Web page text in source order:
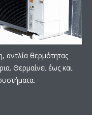
αντλία θερμότητας
Θερμαίνει έως και